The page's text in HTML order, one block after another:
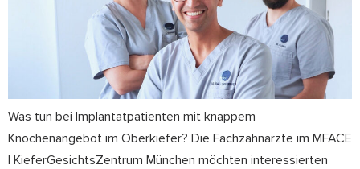
Was tun bei Implantatpatienten mit knappem
Knochenangebot im Oberkiefer? Die Fachzahnärzte im MFACE
I KieferGesichtsZentrum München möchten interessierten